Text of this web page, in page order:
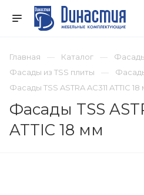
Главная Каталог
Фасады из TSS плиты
Фасады TSS ASTRA AC311 ATTIC 18
Фасады TSS
ATTIC 18 мм